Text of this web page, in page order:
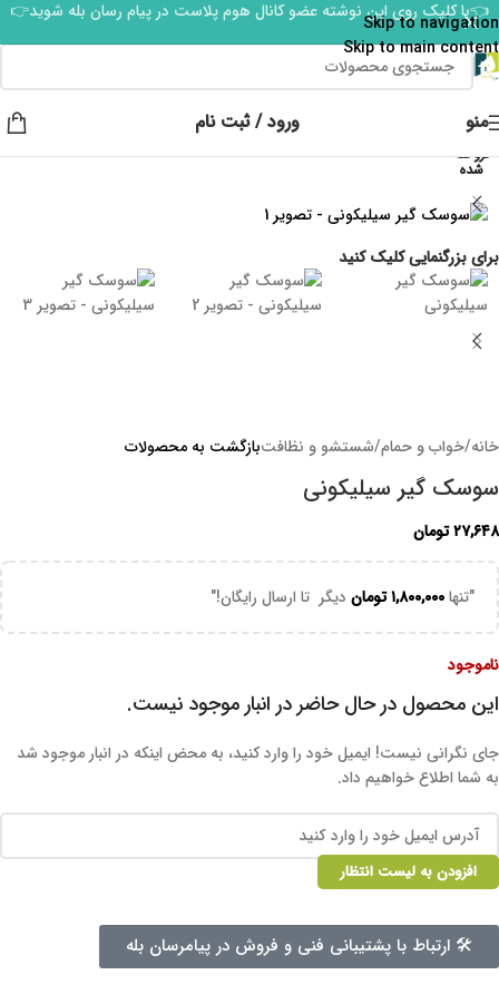
Skip to navigation
Skip to main content
👈با کلیک روی این نوشته عضو کانال هوم پلاست در پیام رسان بله شوید👉
منو ورود / ثبت نام
فروخته
شده
برای بزرگنمایی کلیک کنید
خانه/خواب و حمام/شستشو و نظافتبازگشت به محصولات
سوسک گیر سیلیکونی
۲۷,۶۴۸تومان
"تنها۱,۸۰۰,۰۰۰تومان دیگر تا ارسال رایگان!"
ناموجود
این محصول در حال حاضر در انبار موجود نیست.
جای نگرانی نیست! ایمیل خود را وارد کنید، به محض اینکه در انبار موجود شد
به شما اطلاع خواهیم داد.
افزودن به لیست انتظار
🛠 ارتباط با پشتیبانی فنی و فروش در پیامرسان بله